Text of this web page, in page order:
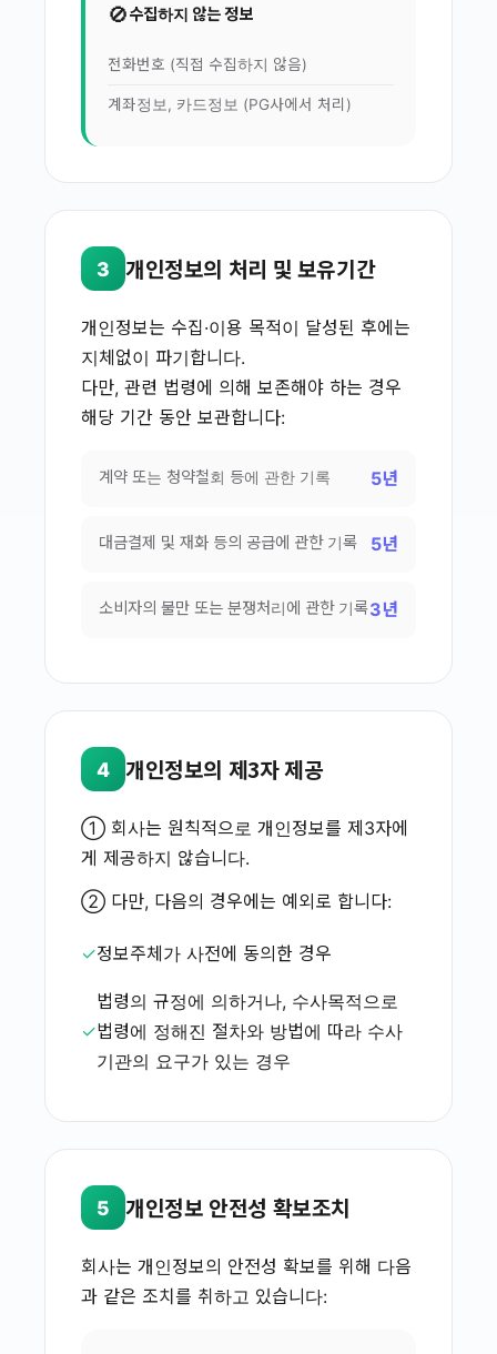
🚫수집하지 않는 정보
전화번호 (직접 수집하지 않음)
계좌정보, 카드정보 (PG사에서 처리)
3 개인정보의 처리 및 보유기간
개인정보는 수집·이용 목적이 달성된 후에는
지체없이 파기합니다.
다만, 관련 법령에 의해 보존해야 하는 경우
해당 기간 동안 보관합니다:
계약 또는 청약철회 등에 관한 기록 5년
대금결제 및 재화 등의 공급에 관한 기록 5년
소비자의 불만 또는 분쟁처리에 관한 기록3년
4 개인정보의 제3자 제공
① 회사는 원칙적으로 개인정보를 제3자에
게 제공하지 않습니다.
② 다만, 다음의 경우에는 예외로 합니다:
✓정보주체가 사전에 동의한 경우
✓
법령의 규정에 의하거나, 수사목적으로
법령에 정해진 절차와 방법에 따라 수사
기관의 요구가 있는 경우
5 개인정보 안전성 확보조치
회사는 개인정보의 안전성 확보를 위해 다음
과 같은 조치를 취하고 있습니다: